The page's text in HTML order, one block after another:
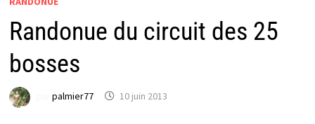
Randonue du circuit des 25
bosses
palmier77 10 juin 2013